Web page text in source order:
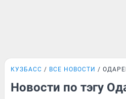
КУЗБАСС ВСЕ НОВОСТИ
Новости по тэгу